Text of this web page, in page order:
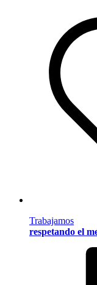
Trabajamos
respetando el